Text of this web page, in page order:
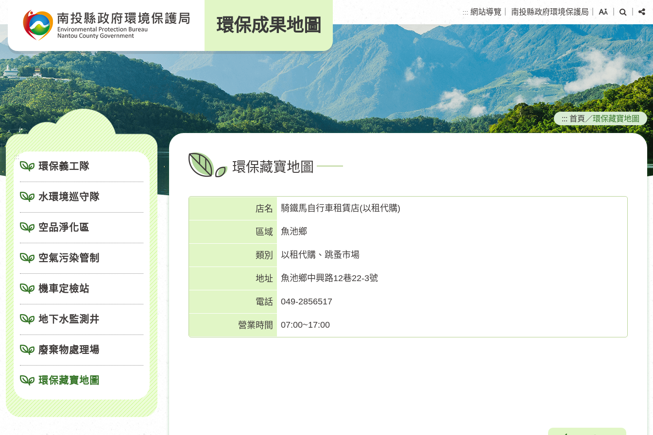
要
內
容
區
塊
環保成果地圖
::: 網站導覽 南投縣政府環境保護局
尋
分
享
:::
環保義工隊
水環境巡守隊
空品淨化區
空氣污染管制
機車定檢站
地下水監測井
廢棄物處理場
環保藏寶地圖
::: 首頁 ／環保藏寶地圖
環保藏寶地圖
店名 騎鐵馬自行車租賃店(以租代購)
區域 魚池鄉
類別 以租代購、跳蚤市場
地址 魚池鄉中興路12巷22-3號
電話 049-2856517
營業時間 07:00~17:00